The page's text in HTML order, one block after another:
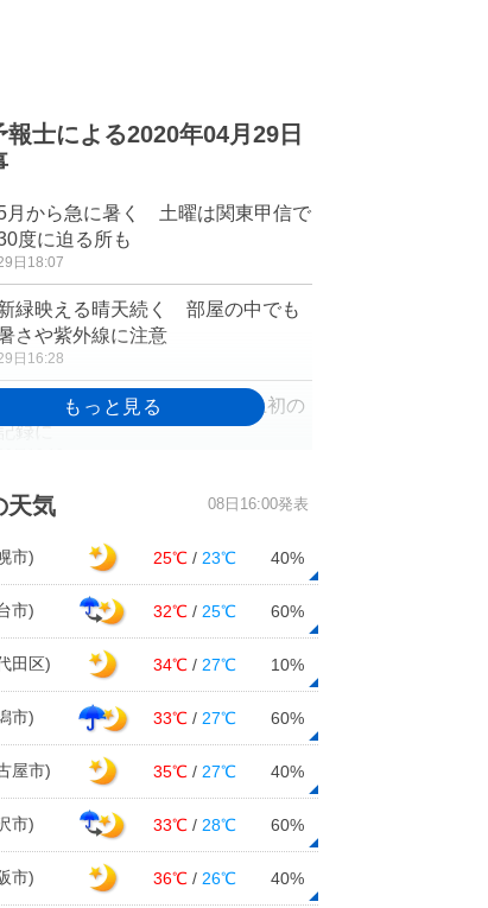
報士による2020年04月29日
月から急に暑く 土曜は関東甲信で
度に迫る所も
日18:07
緑映える晴天続く 部屋の中でも
さや紫外線に注意
日16:28
札幌 明日30日に20度なら史上初の
録に
間 夏日続出 熱中症対策を 3日
日11:38
29日 九州～関東は洗濯日和 東北
部・北海道は雷雨
天気 08日16:00発表
市) 25℃ / 23℃ 40%
市) 32℃ / 25℃ 60%
田区) 34℃ / 27℃ 10%
市) 33℃ / 27℃ 60%
屋市) 35℃ / 27℃ 40%
市) 33℃ / 28℃ 60%
市) 36℃ / 26℃ 40%